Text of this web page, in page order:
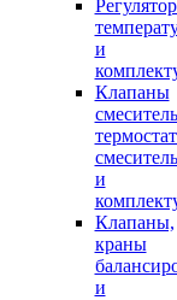
и
Клапаны
и
Клапаны,
краны
и